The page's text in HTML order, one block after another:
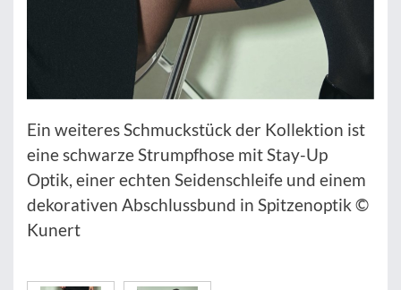
Ein weiteres Schmuckstück der Kollektion ist
eine schwarze Strumpfhose mit Stay-Up
Optik, einer echten Seidenschleife und einem
dekorativen Abschlussbund in Spitzenoptik ©
Kunert